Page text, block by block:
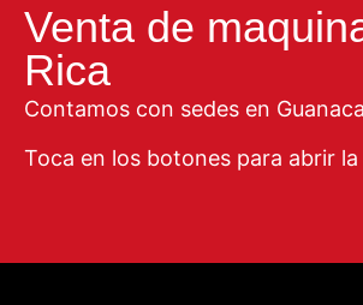
Venta de
Rica
Contamos con sedes en
Toca en los botones para abrir